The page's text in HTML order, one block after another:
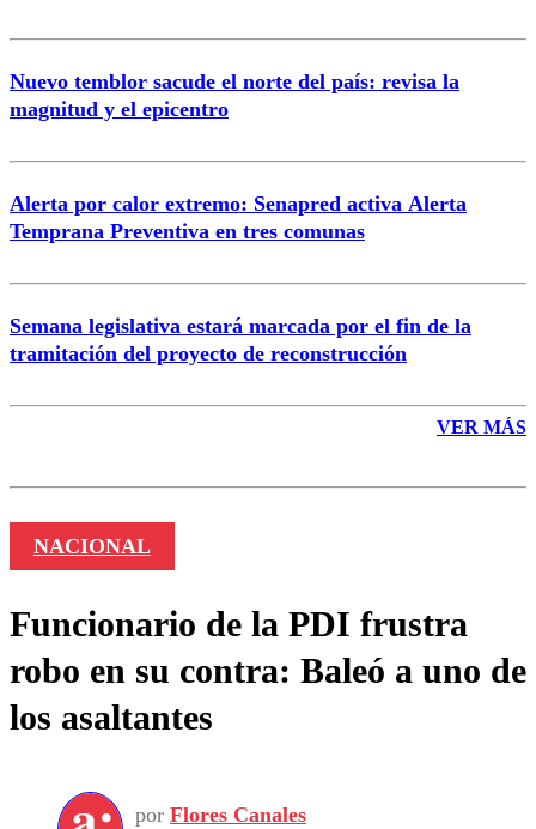
Nuevo temblor sacude el norte del país: revisa la
magnitud y el epicentro
Alerta por calor extremo: Senapred activa Alerta
Temprana Preventiva en tres comunas
Semana legislativa estará marcada por el fin de la
tramitación del proyecto de reconstrucción
VER MÁS
NACIONAL
Funcionario de la PDI frustra
robo en su contra: Baleó a uno de
los asaltantes
por Flores Canales